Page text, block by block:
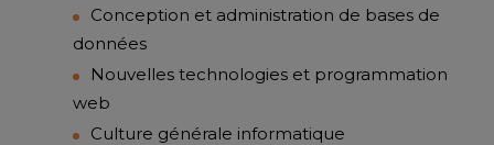
Conception et administration de bases de
données
Nouvelles technologies et programmation
web
Culture générale informatique